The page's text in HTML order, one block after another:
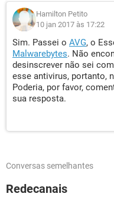
Hamilton Petito
10 jan 2017 às 17:22
Sim. Passei o AVG, o
Malwarebytes. Não
desinscrever não sei
esse antivirus, portanto,
Poderia, por favor,
sua resposta.
Conversas semelhantes
Redecanais